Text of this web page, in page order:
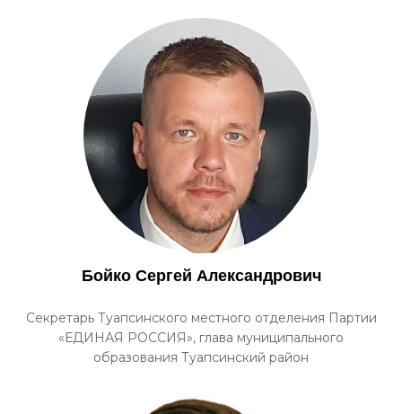
Бойко Сергей Александрович
Секретарь Туапсинского местного отделения Партии
«ЕДИНАЯ РОССИЯ», глава муниципального
образования Туапсинский район